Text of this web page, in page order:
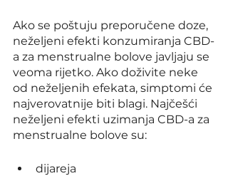
Ako se poštuju preporučene doze,
neželjeni efekti konzumiranja CBD-
a za menstrualne bolove javljaju se
veoma rijetko. Ako doživite neke
od neželjenih efekata, simptomi će
najverovatnije biti blagi. Najčešći
neželjeni efekti uzimanja CBD-a za
menstrualne bolove su:
dijareja